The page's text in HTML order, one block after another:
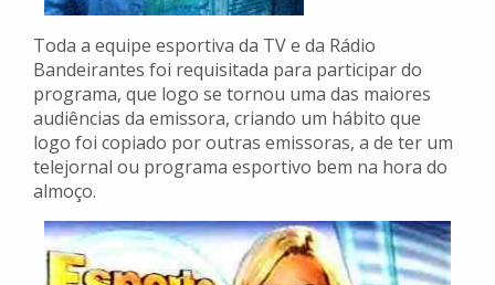
Toda a equipe esportiva da TV e da Rádio
Bandeirantes foi requisitada para participar do
programa, que logo se tornou uma das maiores
audiências da emissora, criando um hábito que
logo foi copiado por outras emissoras, a de ter um
telejornal ou programa esportivo bem na hora do
almoço.